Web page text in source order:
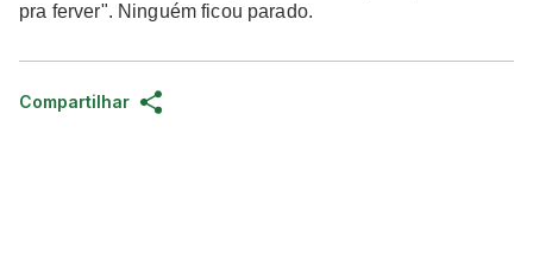
pra ferver". Ninguém ficou parado.
Compartilhar